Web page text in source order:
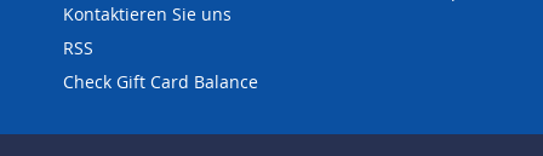
Kontaktieren Sie uns
RSS
Check Gift Card Balance